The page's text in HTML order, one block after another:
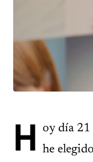
H oy día 21
he